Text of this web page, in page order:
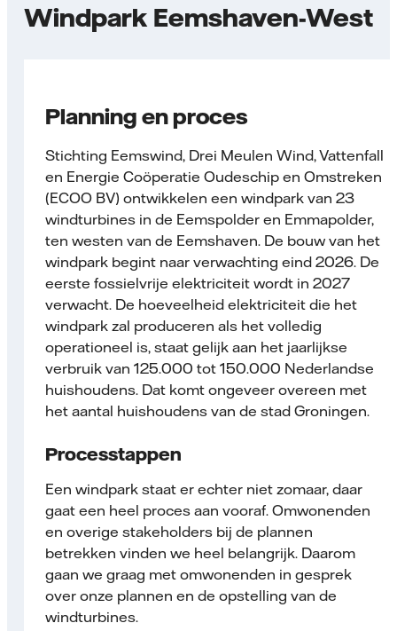
Windpark Eemshaven-West
Planning en proces
Stichting Eemswind, Drei Meulen Wind, Vattenfall
en Energie Coöperatie Oudeschip en Omstreken
(ECOO BV) ontwikkelen een windpark van 23
windturbines in de Eemspolder en Emmapolder,
ten westen van de Eemshaven. De bouw van het
windpark begint naar verwachting eind 2026. De
eerste fossielvrije elektriciteit wordt in 2027
verwacht. De hoeveelheid elektriciteit die het
windpark zal produceren als het volledig
operationeel is, staat gelijk aan het jaarlijkse
verbruik van 125.000 tot 150.000 Nederlandse
huishoudens. Dat komt ongeveer overeen met
het aantal huishoudens van de stad Groningen.
Processtappen
Een windpark staat er echter niet zomaar, daar
gaat een heel proces aan vooraf. Omwonenden
en overige stakeholders bij de plannen
betrekken vinden we heel belangrijk. Daarom
gaan we graag met omwonenden in gesprek
over onze plannen en de opstelling van de
windturbines.